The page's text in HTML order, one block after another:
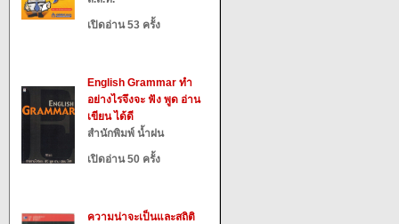
เปิดอ่าน 53 ครั้ง
English Grammar ทำ
อย่างไรจึงจะ ฟัง พูด อ่าน
เขียน ได้ดี
สำนักพิมพ์ น้ำฝน
เปิดอ่าน 50 ครั้ง
ความน่าจะเป็นและสถิติ